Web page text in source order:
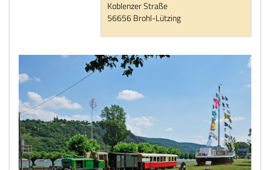
Koblenzer Straße
56656 Brohl-Lützing